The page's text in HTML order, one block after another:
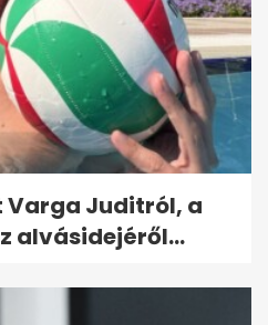
Varga Juditról, a
alvásidejéről...